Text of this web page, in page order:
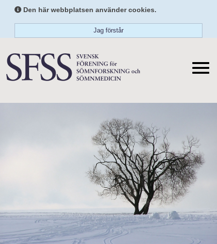
Den här webbplatsen använder cookies.
Jag förstår